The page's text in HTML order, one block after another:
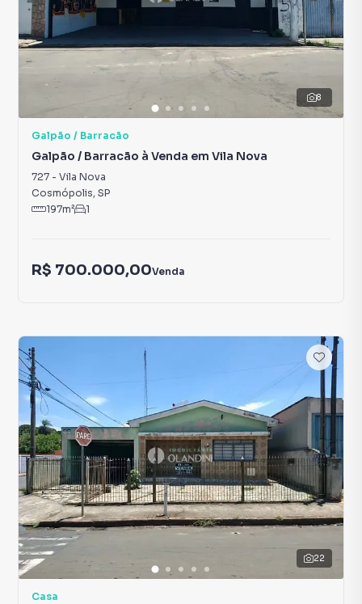
8
Galpão / Barracão
Galpão / Barracão à Venda em Vila Nova
727 - Vila Nova
Cosmópolis, SP
197m² 1
R$ 700.000,00Venda
22
Casa